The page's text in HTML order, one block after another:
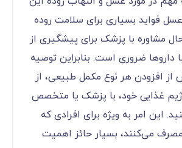
فواید بسیاری برای سلامت روده
حال مشاوره با پزشک برای پیشگیری از
داروها ضروری است. بنابراین توصیه
افزودن هر نوع مکمل طبیعی، از
غذایی خود، با پزشک یا متخصص
این امر به ویژه برای افرادی که
می‌کنند، بسیار حائز اهمیت